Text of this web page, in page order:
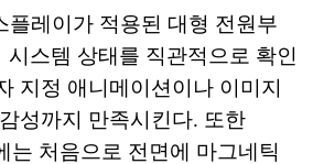
플레이가 적용된 대형 전원부
시스템 상태를 직관적으로 확인
지정 애니메이션이나 이미지
성까지 만족시킨다. 또한
는 처음으로 전면에 마그네틱